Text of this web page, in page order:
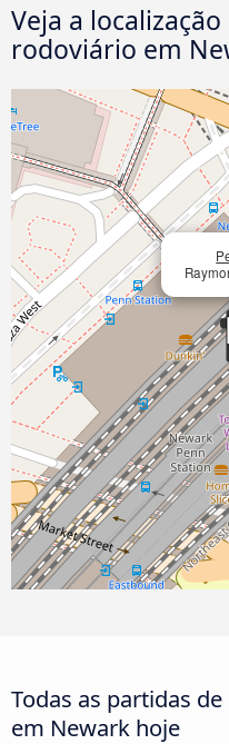
Veja a
rodoviário em
Todas as partidas
em Newark hoje